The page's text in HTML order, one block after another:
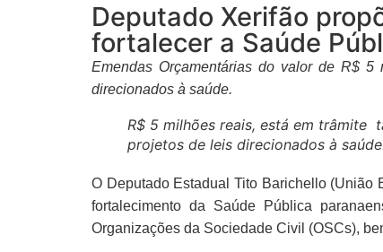
Deputado Xerifão
fortalecer a Saúde
Emendas Orçamentárias do valor de R$
direcionados à saúde.
R$ 5 milhões reais, está em trâmite
projetos de leis direcionados à
O Deputado Estadual Tito Barichello (União
fortalecimento da Saúde Pública
Organizações da Sociedade Civil (OSCs),